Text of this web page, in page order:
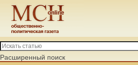
Расширенный поиск